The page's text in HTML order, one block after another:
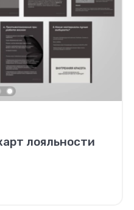
лояльности